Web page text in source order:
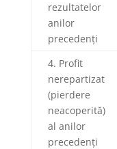
rezultatelor
anilor
precedenți
4. Profit
nerepartizat
(pierdere
neacoperită)
al anilor
precedenți